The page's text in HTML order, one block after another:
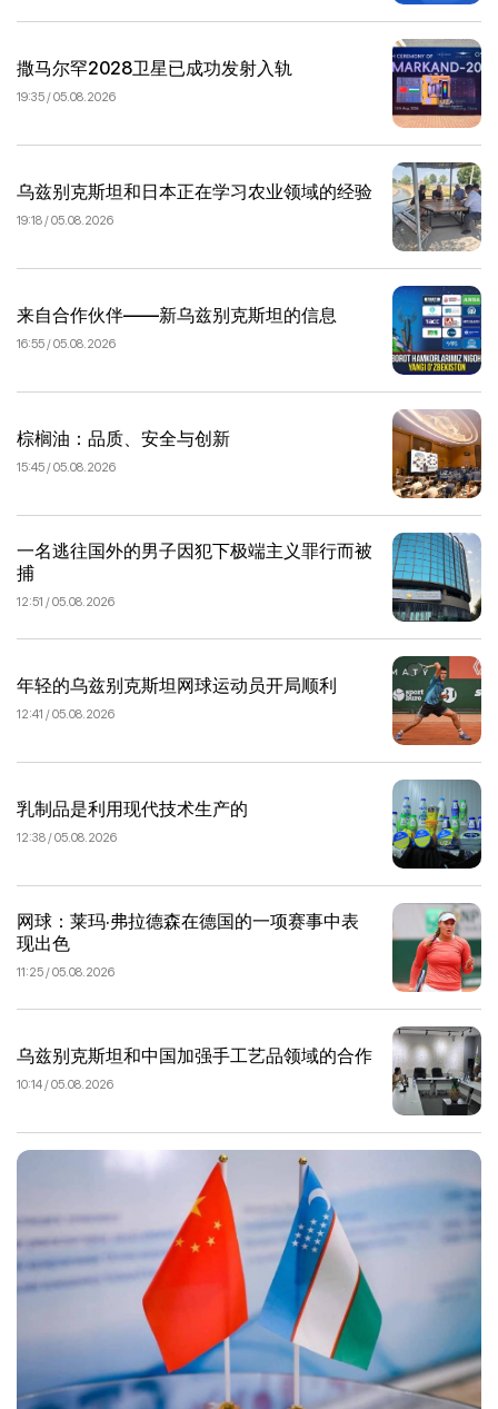
撒马尔罕2028卫星已成功发射入轨
19:35 / 05.08.2026
乌兹别克斯坦和日本正在学习农业领域的经验
19:18 / 05.08.2026
来自合作伙伴——新乌兹别克斯坦的信息
16:55 / 05.08.2026
棕榈油：品质、安全与创新
15:45 / 05.08.2026
一名逃往国外的男子因犯下极端主义罪行而被
捕
12:51 / 05.08.2026
年轻的乌兹别克斯坦网球运动员开局顺利
12:41 / 05.08.2026
乳制品是利用现代技术生产的
12:38 / 05.08.2026
网球：莱玛·弗拉德森在德国的一项赛事中表
现出色
11:25 / 05.08.2026
乌兹别克斯坦和中国加强手工艺品领域的合作
10:14 / 05.08.2026